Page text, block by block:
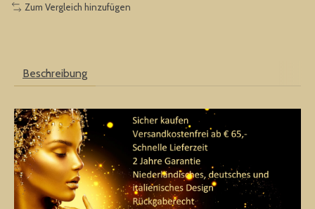
Zum Vergleich hinzufügen
Beschreibung